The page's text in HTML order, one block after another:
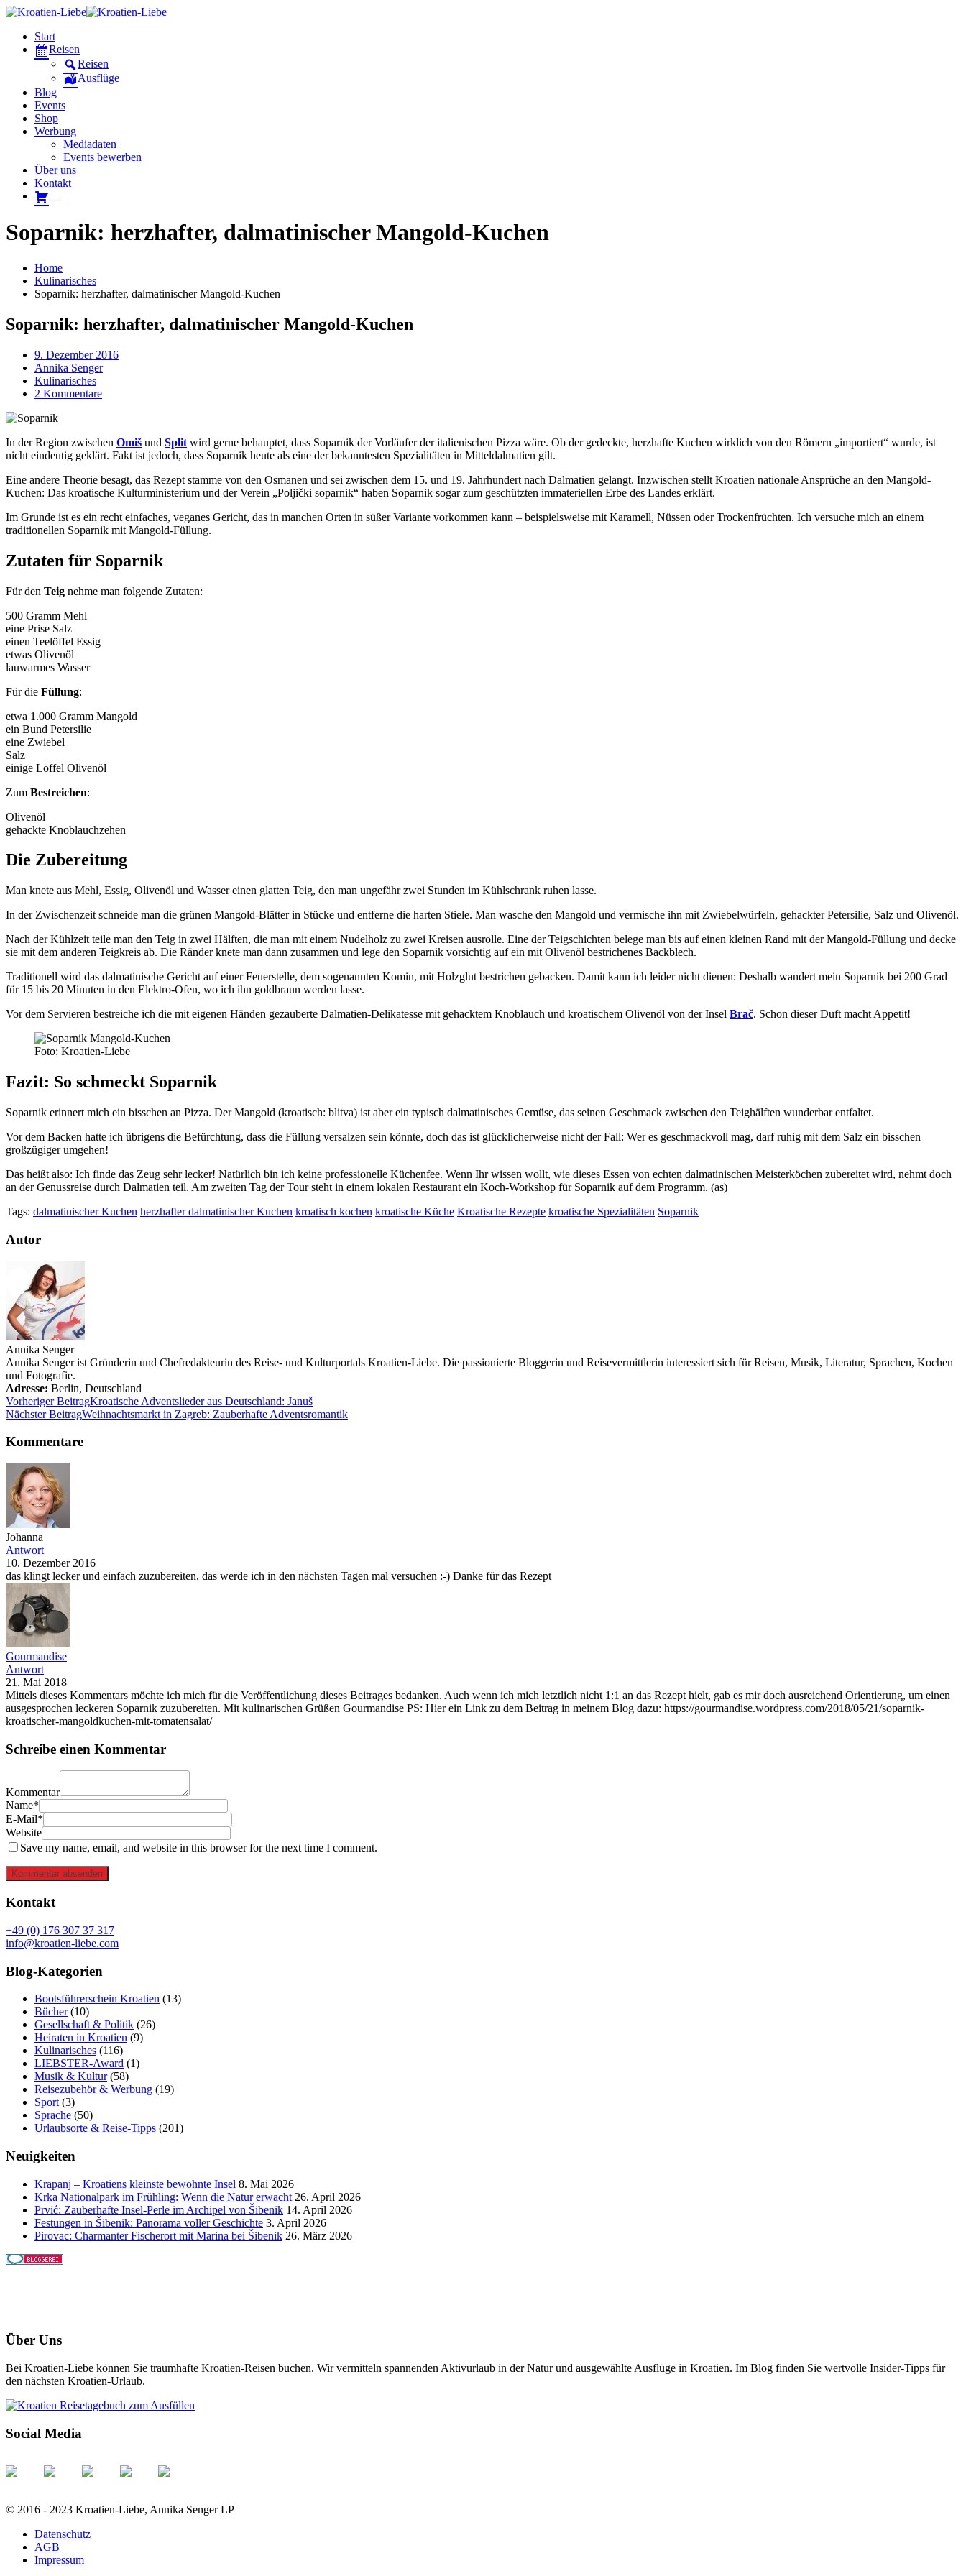
Start
Reisen
Reisen
Ausflüge
Blog
Events
Shop
Werbung
Mediadaten
Events bewerben
Über uns
Kontakt
Soparnik: herzhafter, dalmatinischer Mangold-Kuchen
Home
Kulinarisches
Soparnik: herzhafter, dalmatinischer Mangold-Kuchen
Soparnik: herzhafter, dalmatinischer Mangold-Kuchen
9. Dezember 2016
Annika Senger
Kulinarisches
2 Kommentare
In der Region zwischen Omiš und Split wird gerne behauptet, dass Soparnik der Vorläufer der italienischen Pizza wäre. Ob der gedeckte, herzhafte Kuchen wirklich von den Römern „importiert“ wurde, ist
nicht eindeutig geklärt. Fakt ist jedoch, dass Soparnik heute als eine der bekanntesten Spezialitäten in Mitteldalmatien gilt.
Eine andere Theorie besagt, das Rezept stamme von den Osmanen und sei zwischen dem 15. und 19. Jahrhundert nach Dalmatien gelangt. Inzwischen stellt Kroatien nationale Ansprüche an den Mangold-
Kuchen: Das kroatische Kulturministerium und der Verein „Poljički soparnik“ haben Soparnik sogar zum geschützten immateriellen Erbe des Landes erklärt.
Im Grunde ist es ein recht einfaches, veganes Gericht, das in manchen Orten in süßer Variante vorkommen kann – beispielsweise mit Karamell, Nüssen oder Trockenfrüchten. Ich versuche mich an einem
traditionellen Soparnik mit Mangold-Füllung.
Zutaten für Soparnik
Für den Teig nehme man folgende Zutaten:
500 Gramm Mehl
eine Prise Salz
einen Teelöffel Essig
etwas Olivenöl
lauwarmes Wasser
Für die Füllung:
etwa 1.000 Gramm Mangold
ein Bund Petersilie
eine Zwiebel
Salz
einige Löffel Olivenöl
Zum Bestreichen:
Olivenöl
gehackte Knoblauchzehen
Die Zubereitung
Man knete aus Mehl, Essig, Olivenöl und Wasser einen glatten Teig, den man ungefähr zwei Stunden im Kühlschrank ruhen lasse.
In der Zwischenzeit schneide man die grünen Mangold-Blätter in Stücke und entferne die harten Stiele. Man wasche den Mangold und vermische ihn mit Zwiebelwürfeln, gehackter Petersilie, Salz und Olivenöl.
Nach der Kühlzeit teile man den Teig in zwei Hälften, die man mit einem Nudelholz zu zwei Kreisen ausrolle. Eine der Teigschichten belege man bis auf einen kleinen Rand mit der Mangold-Füllung und decke
sie mit dem anderen Teigkreis ab. Die Ränder knete man dann zusammen und lege den Soparnik vorsichtig auf ein mit Olivenöl bestrichenes Backblech.
Traditionell wird das dalmatinische Gericht auf einer Feuerstelle, dem sogenannten Komin, mit Holzglut bestrichen gebacken. Damit kann ich leider nicht dienen: Deshalb wandert mein Soparnik bei 200 Grad
für 15 bis 20 Minuten in den Elektro-Ofen, wo ich ihn goldbraun werden lasse.
Vor dem Servieren bestreiche ich die mit eigenen Händen gezauberte Dalmatien-Delikatesse mit gehacktem Knoblauch und kroatischem Olivenöl von der Insel Brač. Schon dieser Duft macht Appetit!
Foto: Kroatien-Liebe
Fazit: So schmeckt Soparnik
Soparnik erinnert mich ein bisschen an Pizza. Der Mangold (kroatisch: blitva) ist aber ein typisch dalmatinisches Gemüse, das seinen Geschmack zwischen den Teighälften wunderbar entfaltet.
Vor dem Backen hatte ich übrigens die Befürchtung, dass die Füllung versalzen sein könnte, doch das ist glücklicherweise nicht der Fall: Wer es geschmackvoll mag, darf ruhig mit dem Salz ein bisschen
großzügiger umgehen!
Das heißt also: Ich finde das Zeug sehr lecker! Natürlich bin ich keine professionelle Küchenfee. Wenn Ihr wissen wollt, wie dieses Essen von echten dalmatinischen Meisterköchen zubereitet wird, nehmt doch
an der Genussreise durch Dalmatien teil. Am zweiten Tag der Tour steht in einem lokalen Restaurant ein Koch-Workshop für Soparnik auf dem Programm. (as)
Tags: dalmatinischer Kuchen herzhafter dalmatinischer Kuchen kroatisch kochen kroatische Küche Kroatische Rezepte kroatische Spezialitäten Soparnik
Autor
Annika Senger
Annika Senger ist Gründerin und Chefredakteurin des Reise- und Kulturportals Kroatien-Liebe. Die passionierte Bloggerin und Reisevermittlerin interessiert sich für Reisen, Musik, Literatur, Sprachen, Kochen
und Fotografie.
Adresse: Berlin, Deutschland
Vorheriger BeitragKroatische Adventslieder aus Deutschland: Januš
Nächster BeitragWeihnachtsmarkt in Zagreb: Zauberhafte Adventsromantik
Kommentare
Johanna
Antwort
10. Dezember 2016
das klingt lecker und einfach zuzubereiten, das werde ich in den nächsten Tagen mal versuchen :-) Danke für das Rezept
Gourmandise
Antwort
21. Mai 2018
Mittels dieses Kommentars möchte ich mich für die Veröffentlichung dieses Beitrages bedanken. Auch wenn ich mich letztlich nicht 1:1 an das Rezept hielt, gab es mir doch ausreichend Orientierung, um einen
ausgesprochen leckeren Soparnik zuzubereiten. Mit kulinarischen Grüßen Gourmandise PS: Hier ein Link zu dem Beitrag in meinem Blog dazu: https://gourmandise.wordpress.com/2018/05/21/soparnik-
kroatischer-mangoldkuchen-mit-tomatensalat/
Schreibe einen Kommentar
Kommentar
Name*
E-Mail*
Website
Save my name, email, and website in this browser for the next time I comment.
Kommentar absenden
Kontakt
+49 (0) 176 307 37 317
info@kroatien-liebe.com
Blog-Kategorien
Bootsführerschein Kroatien (13)
Bücher(10)
Gesellschaft & Politik (26)
Heiraten in Kroatien (9)
Kulinarisches (116)
LIEBSTER-Award (1)
Musik & Kultur(58)
Reisezubehör & Werbung (19)
Sport (3)
Sprache (50)
Urlaubsorte & Reise-Tipps (201)
Neuigkeiten
Krapanj – Kroatiens kleinste bewohnte Insel 8. Mai 2026
Krka Nationalpark im Frühling: Wenn die Natur erwacht 26. April 2026
Prvić: Zauberhafte Insel-Perle im Archipel von Šibenik 14. April 2026
Festungen in Šibenik: Panorama voller Geschichte 3. April 2026
Pirovac: Charmanter Fischerort mit Marina bei Šibenik 26. März 2026
Über Uns
Bei Kroatien-Liebe können Sie traumhafte Kroatien-Reisen buchen. Wir vermitteln spannenden Aktivurlaub in der Natur und ausgewählte Ausflüge in Kroatien. Im Blog finden Sie wertvolle Insider-Tipps für
den nächsten Kroatien-Urlaub.
Social Media
© 2016 - 2023 Kroatien-Liebe, Annika Senger LP
Datenschutz
AGB
Impressum